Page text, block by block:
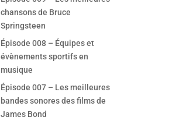
chansons de Bruce
Springsteen
Épisode 008 – Équipes et
évènements sportifs en
musique
Épisode 007 – Les meilleures
bandes sonores des films de
James Bond